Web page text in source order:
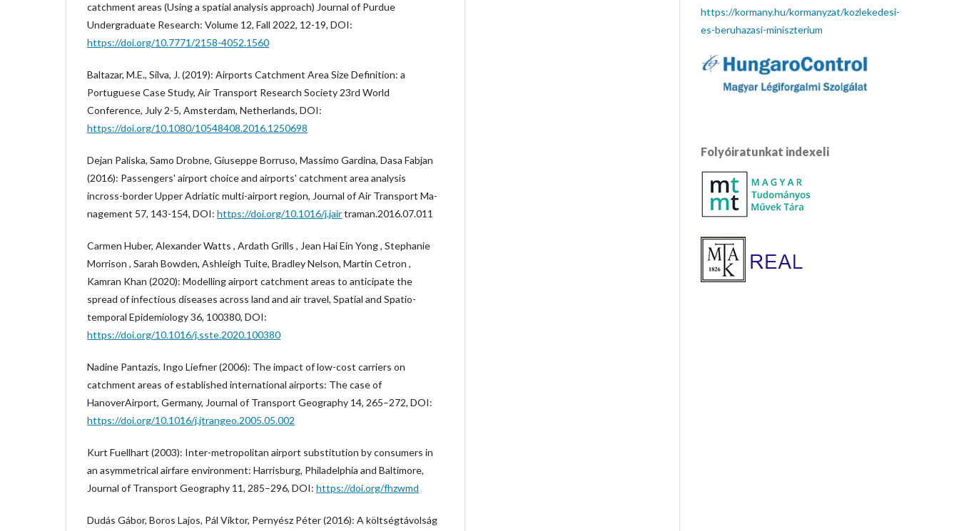
catchment areas (Using a spatial analysis approach) Journal of Purdue
Undergraduate Research: Volume 12, Fall 2022, 12-19, DOI:
https://doi.org/10.7771/2158-4052.1560
Baltazar, M.E., Silva, J. (2019): Airports Catchment Area Size Definition: a
Portuguese Case Study, Air Transport Research Society 23rd World
Conference, July 2-5, Amsterdam, Netherlands, DOI:
https://doi.org/10.1080/10548408.2016.1250698
Dejan Paliska, Samo Drobne, Giuseppe Borruso, Massimo Gardina, Dasa Fabjan
(2016): Passengers' airport choice and airports' catchment area analysis
incross-border Upper Adriatic multi-airport region, Journal of Air Transport Ma-
nagement 57, 143-154, DOI: https://doi.org/10.1016/j.jairtraman.2016.07.011
Carmen Huber, Alexander Watts , Ardath Grills , Jean Hai Ein Yong , Stephanie
Morrison , Sarah Bowden, Ashleigh Tuite, Bradley Nelson, Martin Cetron ,
Kamran Khan (2020): Modelling airport catchment areas to anticipate the
spread of infectious diseases across land and air travel, Spatial and Spatio-
temporal Epidemiology 36, 100380, DOI:
https://doi.org/10.1016/j.sste.2020.100380
Nadine Pantazis, Ingo Liefner (2006): The impact of low-cost carriers on
catchment areas of established international airports: The case of
HanoverAirport, Germany, Journal of Transport Geography 14, 265–272, DOI:
https://doi.org/10.1016/j.jtrangeo.2005.05.002
Kurt Fuellhart (2003): Inter-metropolitan airport substitution by consumers in
an asymmetrical airfare environment: Harrisburg, Philadelphia and Baltimore,
Journal of Transport Geography 11, 285–296, DOI: https://doi.org/fhzwmd
Dudás Gábor, Boros Lajos, Pál Viktor, Pernyész Péter (2016): A költségtávolság
https://kormany.hu/kormanyzat/kozlekedesi-
es-beruhazasi-miniszterium
Folyóiratunkat indexeli